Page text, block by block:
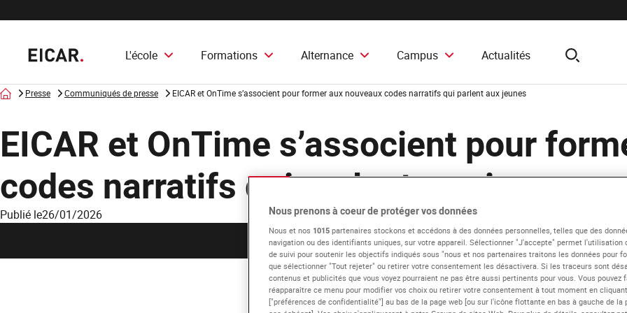
L'école Formations Alternance Campus Actualités search
AccueilPresse Communiqués de presse EICAR et OnTime s’associent pour former aux nouveaux codes narratifs qui parlent aux jeunes
EICAR et OnTime s’associent pour
codes narratifs qui parlent aux jeunes
Publié le26/01/2026
Presse Communiqués de presse Kit de communication
Nous prenons à coeur de protéger vos données
Nous et nos 1015 partenaires stockons et accédons à des données personnelles, telles que des
navigation ou des identifiants uniques, sur votre appareil. Sélectionner "J'accepte" permet l'utilisation
de suivi pour soutenir les objectifs indiqués sous "nous et nos partenaires traitons les données pour
que sélectionner "Tout rejeter" ou retirer votre consentement les désactivera. Si les traceurs sont
contenus et publicités que vous voyez pourraient ne pas être aussi pertinents pour vous. Vous pouvez
réapparaître ce menu pour modifier vos choix ou retirer votre consentement à tout moment en
["préférences de confidentialité"] au bas de la page web [ou sur l'icône flottante en bas à gauche de la